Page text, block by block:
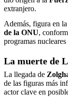
extranjero.
Además, figura en
de la ONU,
programas
La muerte de
La llegada de
de las figuras más
actor clave en